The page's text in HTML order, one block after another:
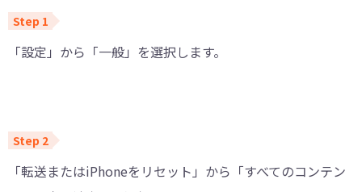
「設定」から「一般」を選択します。
「転送またはiPhoneをリセット」から「すべてのコンテン